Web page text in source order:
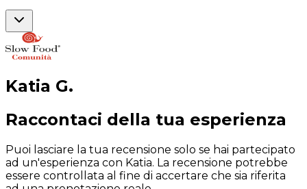
Katia G.
Raccontaci della tua esperienza
Puoi lasciare la tua recensione solo se hai partecipato
ad un'esperienza con Katia. La recensione potrebbe
essere controllata al fine di accertare che sia riferita